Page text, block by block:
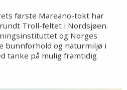
første Mareano-tokt har
Troll-feltet i Nordsjøen.
og Norges
bunnforhold og naturmiljø i
tanke på mulig framtidig